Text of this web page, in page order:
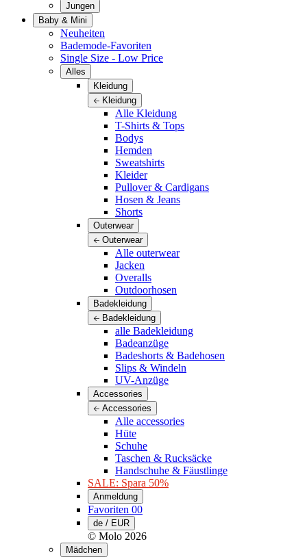
Jungen
Baby & Mini
Neuheiten
Bademode-Favoriten
Single Size - Low Price
Alles
Kleidung
Kleidung
Alle Kleidung
T-Shirts & Tops
Bodys
Hemden
Sweatshirts
Kleider
Pullover & Cardigans
Hosen & Jeans
Shorts
Outerwear
Outerwear
Alle outerwear
Jacken
Overalls
Outdoorhosen
Badekleidung
Badekleidung
alle Badekleidung
Badeanzüge
Badeshorts & Badehosen
Slips & Windeln
UV-Anzüge
Accessories
Accessories
Alle accessories
Hüte
Schuhe
Taschen & Rucksäcke
Handschuhe & Fäustlinge
SALE: Spara 50%
Anmeldung
Favoriten 00
de / EUR
© Molo 2026
Mädchen